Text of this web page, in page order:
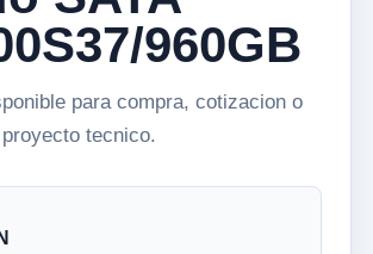
960GB
para compra, cotizacion o
tecnico.